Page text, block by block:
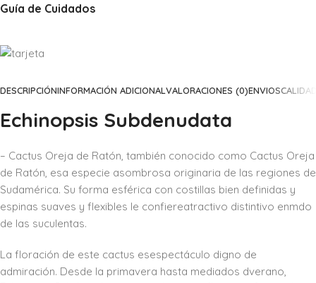
Guía de Cuidados
DESCRIPCIÓNINFORMACIÓN ADICIONALVALORACIONES (0)ENVIOS
Echinopsis Subdenudata
– Cactus Oreja de Ratón, también conocido como Cactus Oreja
de Ratón, esa especie asombrosa originaria de las regiones de
Sudamérica. Su forma esférica con costillas bien definidas y
espinas suaves y flexibles le confiereatractivo distintivo enmdo
de las suculentas.
La floración de este cactus esespectáculo digno de
admiración. Desde la primavera hasta mediados dverano,